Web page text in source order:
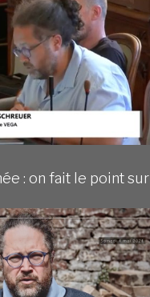
: on fait le point sur